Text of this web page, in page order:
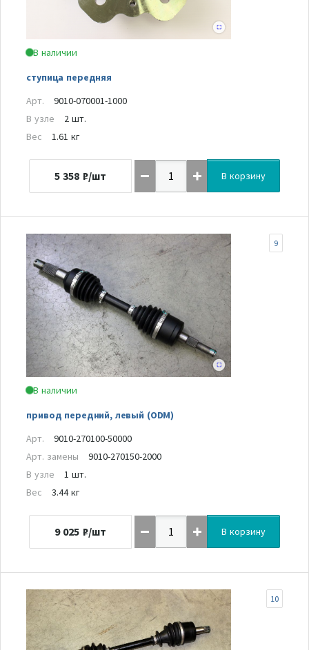
В наличии
ступица передняя
Арт.
9010-070001-1000
В узле
2 шт.
Вес
1.61 кг
5 358 ₽/шт В корзину
В наличии
привод передний, левый (ODM)
9
Арт.
9010-270100-50000
Арт. замены
9010-270150-2000
В узле
1 шт.
Вес
3.44 кг
9 025 ₽/шт В корзину
10